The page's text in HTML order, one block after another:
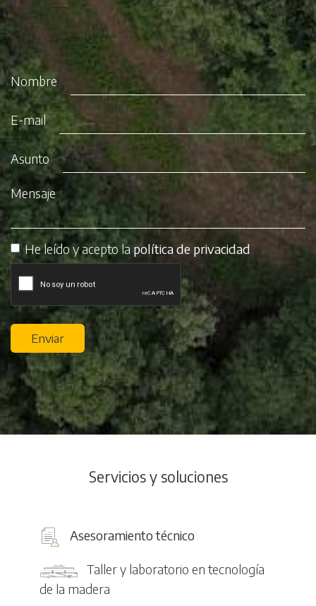
Nombre
E-mail
Asunto
Mensaje
He leído y acepto la política de privacidad
Enviar
Servicios y soluciones
Asesoramiento técnico
Taller y laboratorio en tecnología
de la madera